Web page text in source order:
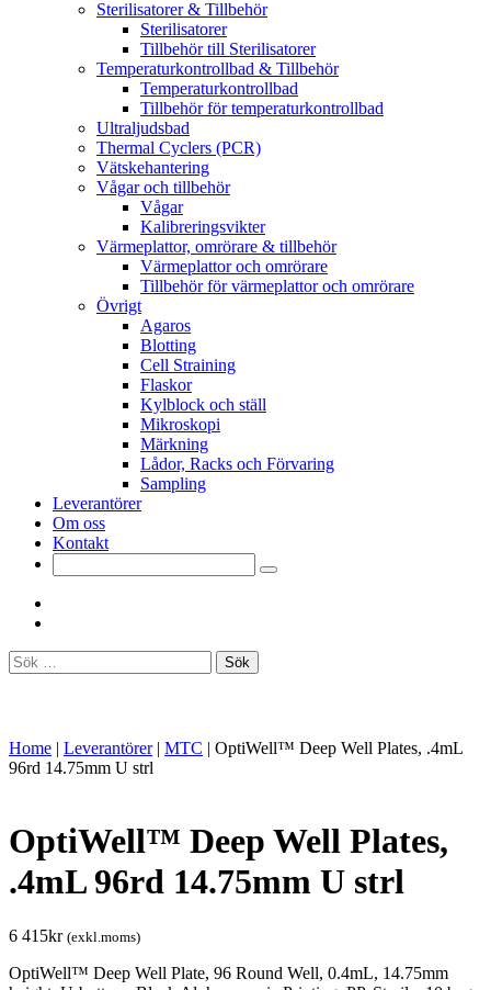
Sterilisatorer & Tillbehör
Sterilisatorer
Tillbehör till Sterilisatorer
Temperaturkontrollbad & Tillbehör
Temperaturkontrollbad
Tillbehör för temperaturkontrollbad
Ultraljudsbad
Thermal Cyclers (PCR)
Vätskehantering
Vågar och tillbehör
Vågar
Kalibreringsvikter
Värmeplattor, omrörare & tillbehör
Värmeplattor och omrörare
Tillbehör för värmeplattor och omrörare
Övrigt
Agaros
Blotting
Cell Straining
Flaskor
Kylblock och ställ
Mikroskopi
Märkning
Lådor, Racks och Förvaring
Sampling
Leverantörer
Om oss
Kontakt
Sök
efter:
Home | Leverantörer | MTC | OptiWell™ Deep Well Plates, .4mL
96rd 14.75mm U strl
OptiWell™ Deep Well Plates,
.4mL 96rd 14.75mm U strl
6 415kr (exkl.moms)
OptiWell™ Deep Well Plate, 96 Round Well, 0.4mL, 14.75mm